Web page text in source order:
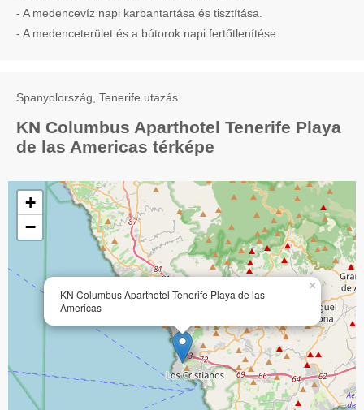
- A medencevíz napi karbantartása és tisztítása.
- A medenceterület és a bútorok napi fertőtlenítése.
Spanyolország, Tenerife utazás
KN Columbus Aparthotel Tenerife Playa
de las Americas térképe
KN Columbus Aparthotel Tenerife Playa de las
Americas
×
+
−